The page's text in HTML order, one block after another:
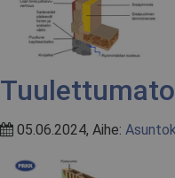
05.06.2024, Aihe: